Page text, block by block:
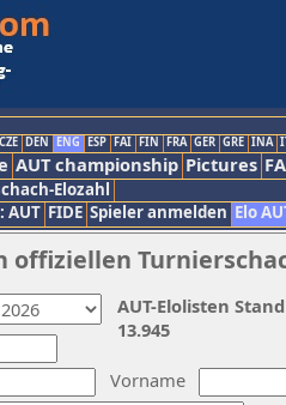
CZE DEN ENG ESP FAI FIN FRA GER GRE INA
AUT championship Pictures
Elozahl
AUT FIDE Spieler anmelden Elo
Vorname
AUT-Elolisten
13.945